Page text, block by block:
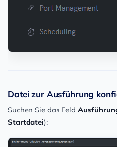
Datei zur Ausführung
Suchen Sie das Feld
Startdatei):